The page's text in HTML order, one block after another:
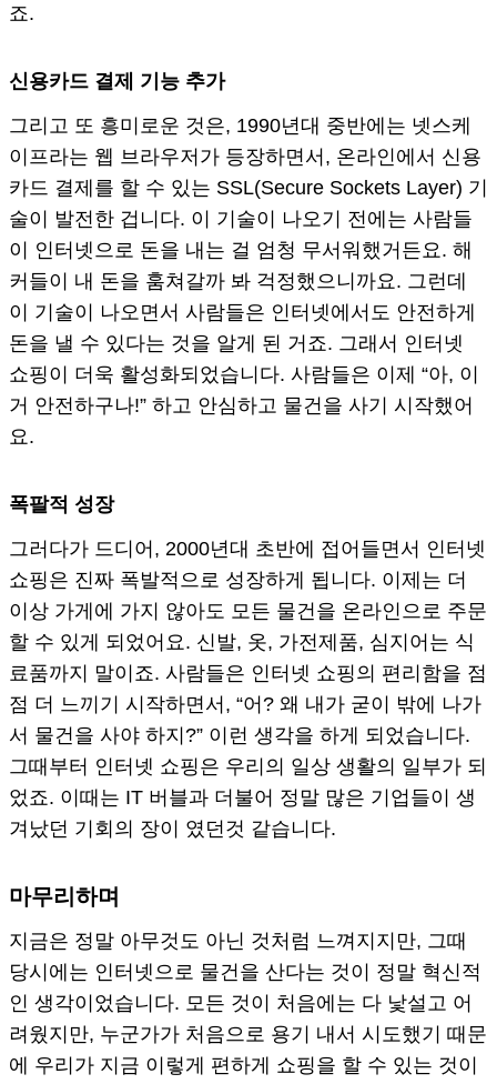
죠.
신용카드 결제 기능 추가
그리고 또 흥미로운 것은, 1990년대 중반에는 넷스케
이프라는 웹 브라우저가 등장하면서, 온라인에서 신용
카드 결제를 할 수 있는 SSL(Secure Sockets Layer) 기
술이 발전한 겁니다. 이 기술이 나오기 전에는 사람들
이 인터넷으로 돈을 내는 걸 엄청 무서워했거든요. 해
커들이 내 돈을 훔쳐갈까 봐 걱정했으니까요. 그런데
이 기술이 나오면서 사람들은 인터넷에서도 안전하게
돈을 낼 수 있다는 것을 알게 된 거죠. 그래서 인터넷
쇼핑이 더욱 활성화되었습니다. 사람들은 이제 “아, 이
거 안전하구나!” 하고 안심하고 물건을 사기 시작했어
요.
폭팔적 성장
그러다가 드디어, 2000년대 초반에 접어들면서 인터넷
쇼핑은 진짜 폭발적으로 성장하게 됩니다. 이제는 더
이상 가게에 가지 않아도 모든 물건을 온라인으로 주문
할 수 있게 되었어요. 신발, 옷, 가전제품, 심지어는 식
료품까지 말이죠. 사람들은 인터넷 쇼핑의 편리함을 점
점 더 느끼기 시작하면서, “어? 왜 내가 굳이 밖에 나가
서 물건을 사야 하지?” 이런 생각을 하게 되었습니다.
그때부터 인터넷 쇼핑은 우리의 일상 생활의 일부가 되
었죠. 이때는 IT 버블과 더불어 정말 많은 기업들이 생
겨났던 기회의 장이 였던것 같습니다.
마무리하며
지금은 정말 아무것도 아닌 것처럼 느껴지지만, 그때
당시에는 인터넷으로 물건을 산다는 것이 정말 혁신적
인 생각이었습니다. 모든 것이 처음에는 다 낯설고 어
려웠지만, 누군가가 처음으로 용기 내서 시도했기 때문
에 우리가 지금 이렇게 편하게 쇼핑을 할 수 있는 것이